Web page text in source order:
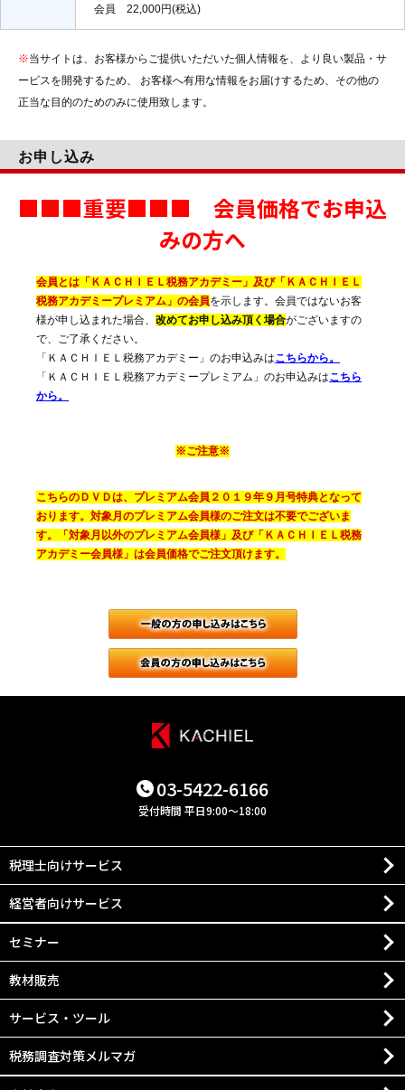
会員 22,000円(税込)
※当サイトは、お客様からご提供いただいた個人情報を、より良い製品・サ
ービスを開発するため、 お客様へ有用な情報をお届けするため、その他の
正当な目的のためのみに使用致します。
お申し込み
■■■重要■■■ 会員価格でお申込
みの方へ
会員とは「ＫＡＣＨＩＥＬ税務アカデミー」及び「ＫＡＣＨＩＥＬ
税務アカデミープレミアム」の会員を示します。会員ではないお客
様が申し込まれた場合、 改めてお申し込み頂く場合がございますの
で、ご了承ください。
「ＫＡＣＨＩＥＬ税務アカデミー」のお申込みはこちらから。
「ＫＡＣＨＩＥＬ税務アカデミープレミアム」のお申込みはこちら
から。
※ご注意※
こちらのＤＶＤは、プレミアム会員２０１９年９月号特典となって
おります。対象月のプレミアム会員様のご注文は不要でございま
す。「対象月以外のプレミアム会員様」及び「ＫＡＣＨＩＥＬ税務
アカデミー会員様」は会員価格でご注文頂けます。
03-5422-6166
受付時間 平日9:00～18:00
税理士向けサービス
経営者向けサービス
セミナー
教材販売
サービス・ツール
税務調査対策メルマガ